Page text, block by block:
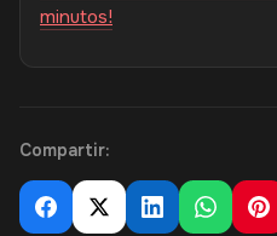
minutos!
Compartir: